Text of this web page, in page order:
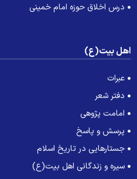
درس اخلاق حوزه امام خمینی
بیت(ع)
عبرات
دفتر شعر
امامت پژوهی
پرسش و پاسخ
جستارهایی در تاریخ اسلام
سیره و زندگانی اهل بیت(ع)